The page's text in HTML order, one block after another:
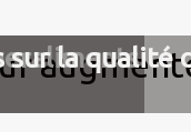
sur la qualité